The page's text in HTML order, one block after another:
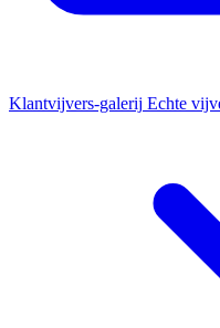
Klantvijvers-galerij Echte